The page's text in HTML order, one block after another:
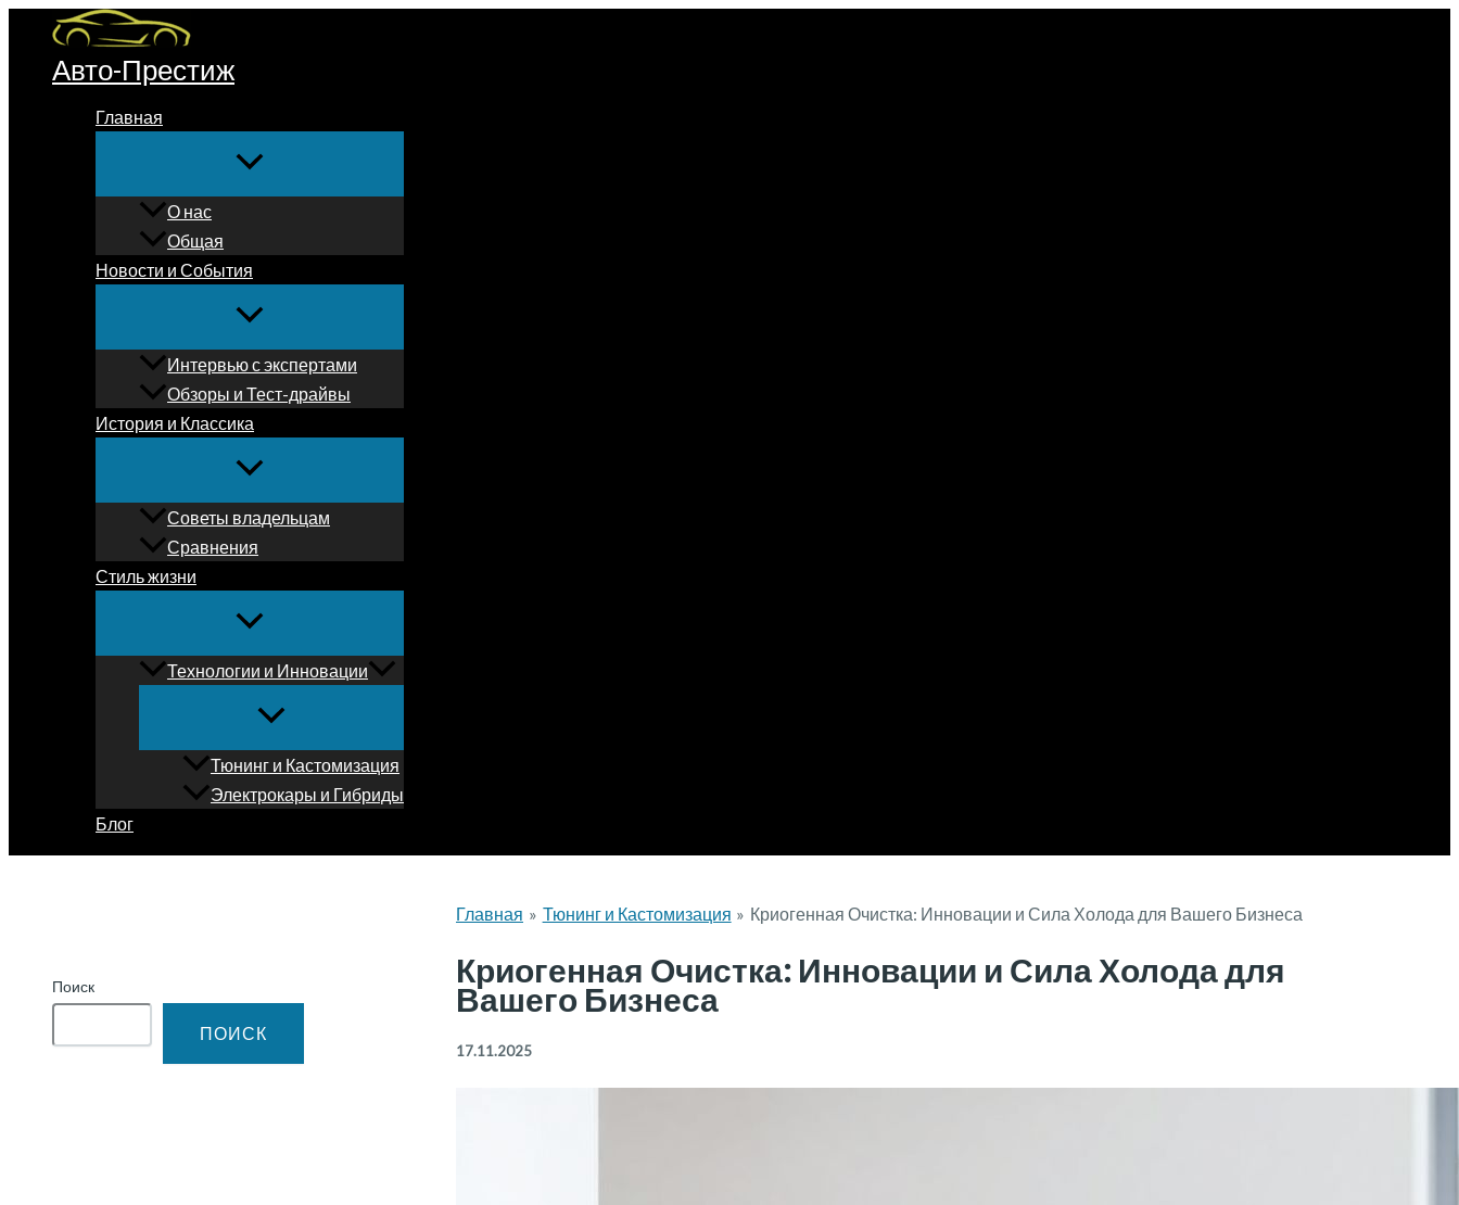
Перейти
содержимому
Авто-Престиж
Главная
О нас
Общая
Новости и События
Интервью с экспертами
Обзоры и Тест-драйвы
История и Классика
Советы владельцам
Сравнения
Стиль жизни
Технологии и Инновации
Тюнинг и Кастомизация
Электрокары и Гибриды
Блог
Поиск
ПОИСК
Главная Тюнинг и Кастомизация Криогенная Очистка: Инновации и Сила Холода для Вашего Бизнеса
Криогенная Очистка: Инновации и Сила Холода для
Вашего Бизнеса
17.11.2025